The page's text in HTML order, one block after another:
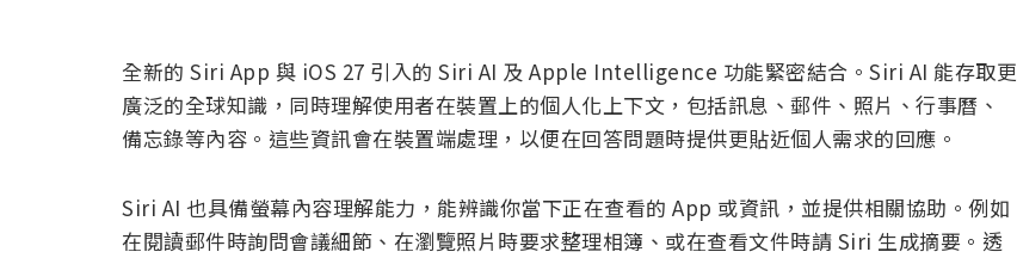
全新的 Siri App 與 iOS 27 引入的 Siri AI 及 Apple Intelligence 功能緊密結合。Siri AI 能存取更
廣泛的全球知識，同時理解使用者在裝置上的個人化上下文，包括訊息、郵件、照片、行事曆、
備忘錄等內容。這些資訊會在裝置端處理，以便在回答問題時提供更貼近個人需求的回應。
Siri AI 也具備螢幕內容理解能力，能辨識你當下正在查看的 App 或資訊，並提供相關協助。例如
在閱讀郵件時詢問會議細節、在瀏覽照片時要求整理相簿、或在查看文件時請 Siri 生成摘要。透